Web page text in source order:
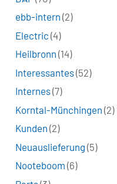
ebb-intern (2)
Electric (4)
Heilbronn (14)
Interessantes(52)
Internes(7)
Korntal-Münchingen (2)
Kunden (2)
Neuauslieferung (5)
Nooteboom (6)